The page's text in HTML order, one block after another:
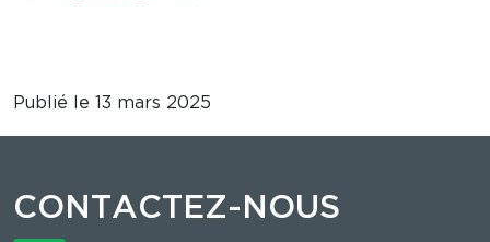
Publié le 13 mars 2025
CONTACTEZ-NOUS